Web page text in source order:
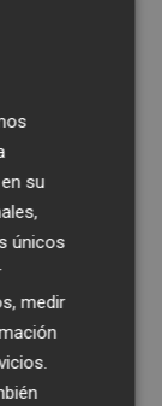
a la
del
de
sería la
la
es "la
regalo
su
únicos
medir